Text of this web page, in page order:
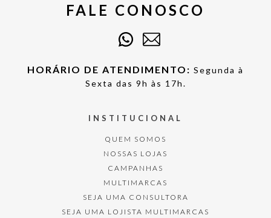
FALE CONOSCO
HORÁRIO DE ATENDIMENTO: Segunda à
Sexta das 9h às 17h.
INSTITUCIONAL
QUEM SOMOS
NOSSAS LOJAS
CAMPANHAS
MULTIMARCAS
SEJA UMA CONSULTORA
SEJA UMA LOJISTA MULTIMARCAS